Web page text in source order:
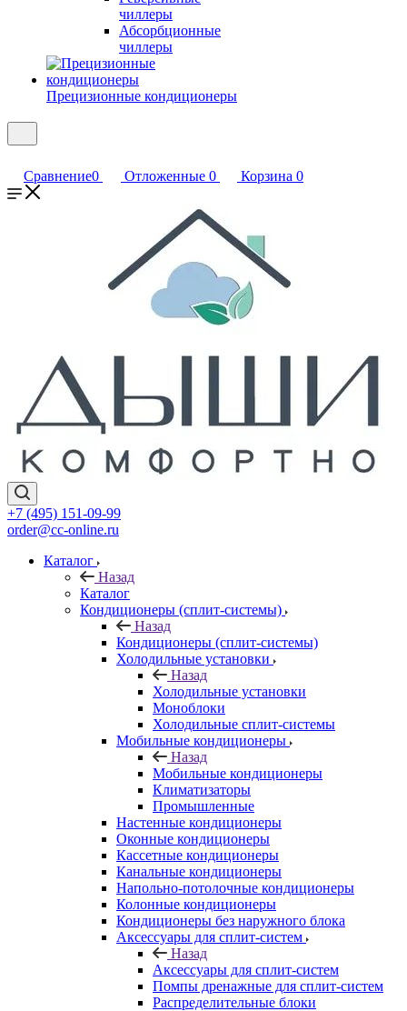
чиллеры
Абсорбционные
чиллеры
Прецизионные кондиционеры
Сравнение0 Отложенные 0 Корзина 0
+7 (495) 151-09-99
order@cc-online.ru
Каталог
Назад
Каталог
Кондиционеры (сплит-системы)
Назад
Кондиционеры (сплит-системы)
Холодильные установки
Назад
Холодильные установки
Моноблоки
Холодильные сплит-системы
Мобильные кондиционеры
Назад
Мобильные кондиционеры
Климатизаторы
Промышленные
Настенные кондиционеры
Оконные кондиционеры
Кассетные кондиционеры
Канальные кондиционеры
Напольно-потолочные кондиционеры
Колонные кондиционеры
Кондиционеры без наружного блока
Аксессуары для сплит-систем
Назад
Аксессуары для сплит-систем
Помпы дренажные для сплит-систем
Распределительные блоки